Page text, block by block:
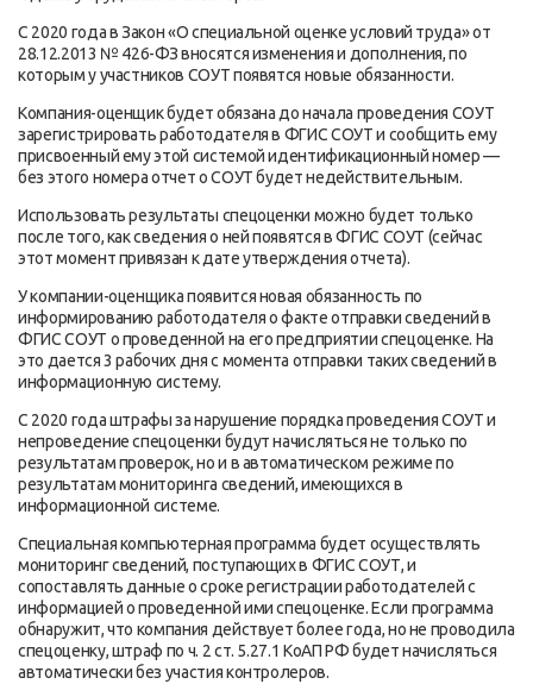
С 2020 года в Закон «О специальной оценке условий труда» от
28.12.2013 № 426-ФЗ вносятся изменения и дополнения, по
которым у участников СОУТ появятся новые обязанности.
Компания-оценщик будет обязана до начала проведения СОУТ
зарегистрировать работодателя в ФГИС СОУТ и сообщить ему
присвоенный ему этой системой идентификационный номер —
без этого номера отчет о СОУТ будет недействительным.
Использовать результаты спецоценки можно будет только
после того, как сведения о ней появятся в ФГИС СОУТ (сейчас
этот момент привязан к дате утверждения отчета).
У компании-оценщика появится новая обязанность по
информированию работодателя о факте отправки сведений в
ФГИС СОУТ о проведенной на его предприятии спецоценке. На
это дается 3 рабочих дня с момента отправки таких сведений в
информационную систему.
С 2020 года штрафы за нарушение порядка проведения СОУТ и
непроведение спецоценки будут начисляться не только по
результатам проверок, но и в автоматическом режиме по
результатам мониторинга сведений, имеющихся в
информационной системе.
Специальная компьютерная программа будет осуществлять
мониторинг сведений, поступающих в ФГИС СОУТ, и
сопоставлять данные о сроке регистрации работодателей с
информацией о проведенной ими спецоценке. Если программа
обнаружит, что компания действует более года, но не проводила
спецоценку, штраф по ч. 2 ст. 5.27.1 КоАП РФ будет начисляться
автоматически без участия контролеров.